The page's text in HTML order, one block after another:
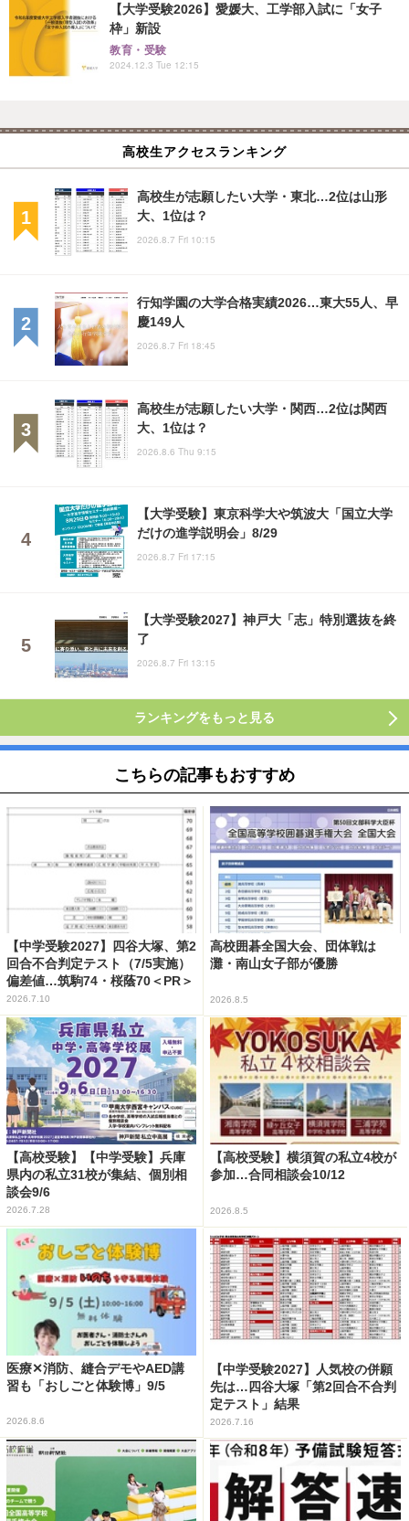
【大学受験2026】愛媛大、工学部入試に「女子
枠」新設
教育・受験
2024.12.3 Tue 12:15
高校生アクセスランキング
高校生が志願したい大学・東北…2位は山形
大、1位は？
2026.8.7 Fri 10:15
行知学園の大学合格実績2026…東大55人、早
慶149人
2026.8.7 Fri 18:45
高校生が志願したい大学・関西…2位は関西
大、1位は？
2026.8.6 Thu 9:15
【大学受験】東京科学大や筑波大「国立大学
だけの進学説明会」8/29
2026.8.7 Fri 17:15
【大学受験2027】神戸大「志」特別選抜を終
了
2026.8.7 Fri 13:15
ランキングをもっと見る
こちらの記事もおすすめ
【中学受験2027】四谷大塚、第2
回合不合判定テスト（7/5実施）
偏差値…筑駒74・桜蔭70＜PR＞
2026.7.10
高校囲碁全国大会、団体戦は
灘・南山女子部が優勝
2026.8.5
【高校受験】【中学受験】兵庫
県内の私立31校が集結、個別相
談会9/6
2026.7.28
【高校受験】横須賀の私立4校が
参加…合同相談会10/12
2026.8.5
医療✕消防、縫合デモやAED講
習も「おしごと体験博」9/5
2026.8.6
【中学受験2027】人気校の併願
先は…四谷大塚「第2回合不合判
定テスト」結果
2026.7.16